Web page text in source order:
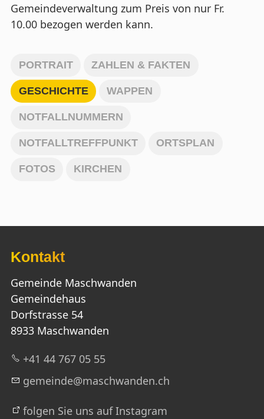
Gemeindeverwaltung zum Preis von nur Fr.
10.00 bezogen werden kann.
PORTRAIT ZAHLEN & FAKTEN
GESCHICHTE WAPPEN
NOTFALLNUMMERN
NOTFALLTREFFPUNKT ORTSPLAN
FOTOS KIRCHEN
Kontakt
Gemeinde Maschwanden
Gemeindehaus
Dorfstrasse 54
8933 Maschwanden
+41 44 767 05 55
g m nd m schw nd n ch
folgen Sie uns auf Instagram